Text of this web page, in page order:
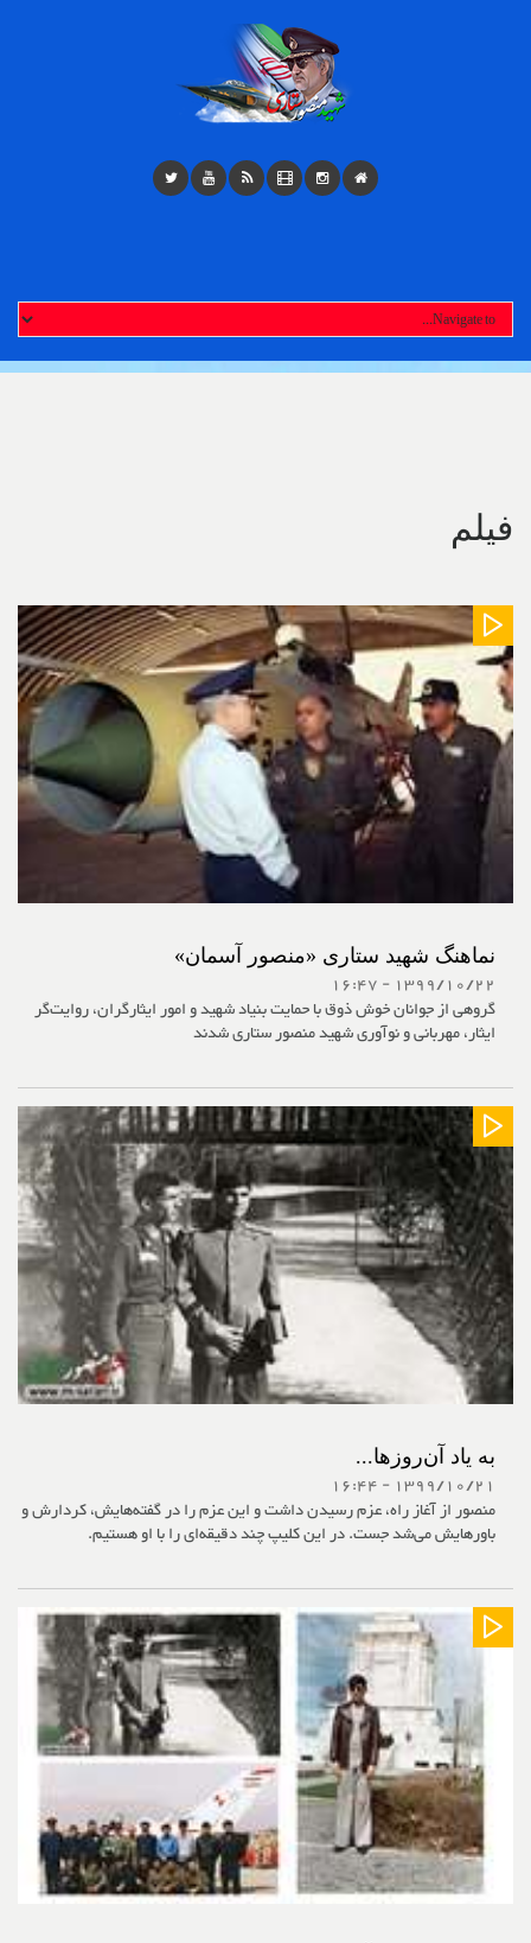
فیلم
نماهنگ شهید ستاری «منصور آسمان»
1399/10/22 - 16:47
گروهی از جوانان خوش ذوق با حمایت بنیاد شهید و امور ایثارگران، روایت‌گر
ایثار، مهربانی و نوآوری شهید منصور ستاری شدند
به یاد آن‌روزها...
1399/10/21 - 16:44
منصور از آغاز راه، عزم رسیدن داشت و این عزم را در گفته‌هایش، کردارش و
باورهایش می‌شد جست. در این کلیپ چند دقیقه‌ای را با او هستیم.